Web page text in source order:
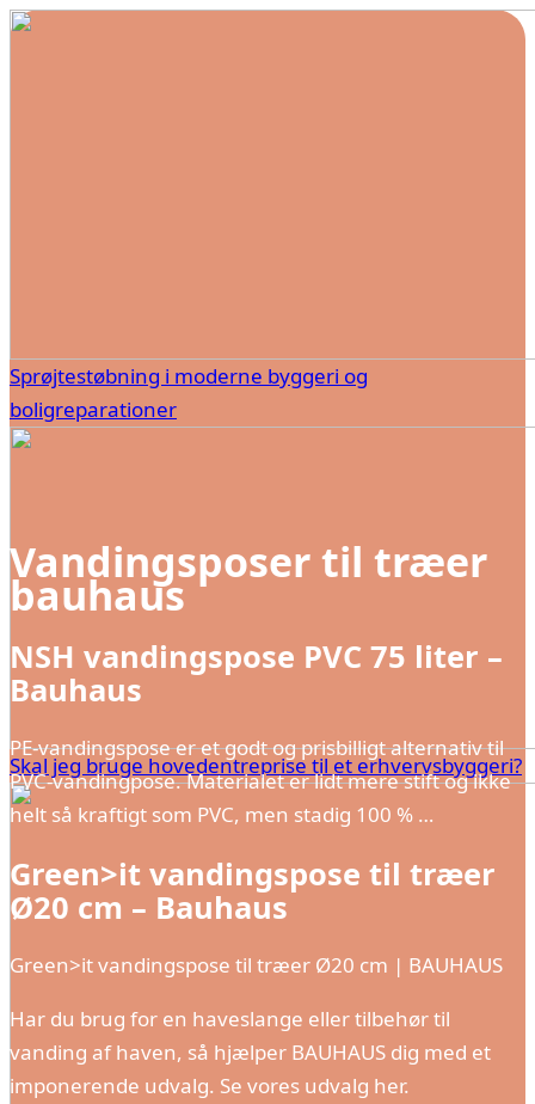
Sprøjtestøbning i moderne byggeri og
boligreparationer
Skal jeg bruge hovedentreprise til et erhvervsbyggeri?
Vandingsposer til træer
bauhaus
NSH vandingspose PVC 75 liter –
Bauhaus
PE-vandingspose er et godt og prisbilligt alternativ til
PVC-vandingpose. Materialet er lidt mere stift og ikke
helt så kraftigt som PVC, men stadig 100 % …
Green>it vandingspose til træer
Ø20 cm – Bauhaus
Green>it vandingspose til træer Ø20 cm | BAUHAUS
Har du brug for en haveslange eller tilbehør til
vanding af haven, så hjælper BAUHAUS dig med et
imponerende udvalg. Se vores udvalg her.